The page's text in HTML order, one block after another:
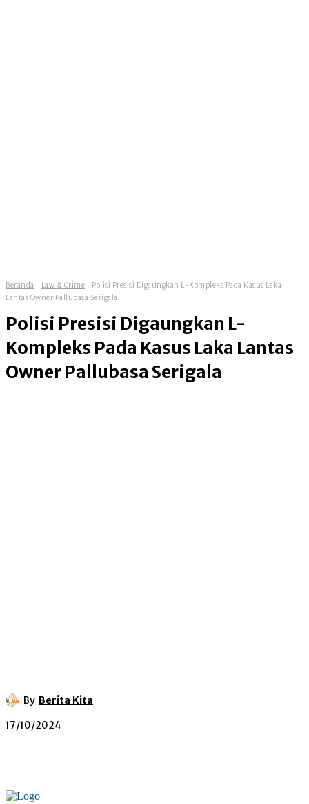
Beranda Law & Crime
Polisi Presisi Digaungkan L-Kompleks Pada Kasus Laka
Lantas Owner Pallubasa Serigala
Polisi Presisi Digaungkan L-
Kompleks Pada Kasus Laka Lantas
Owner Pallubasa Serigala
By Berita Kita
17/10/2024